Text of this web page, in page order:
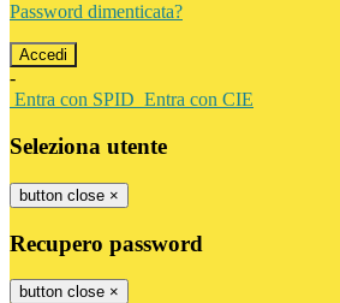
Password dimenticata?
-
Entra con SPID Entra con CIE
Seleziona utente
button close ×
Recupero password
button close ×